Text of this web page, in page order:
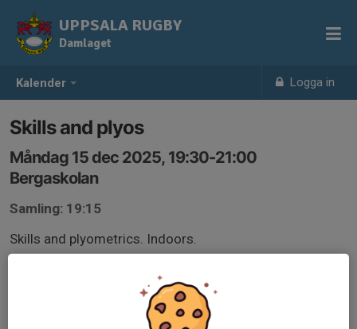
Kalender Logga in
UPPSALA RUGBY
Damlaget
Skills and plyos
Måndag 15 dec 2025, 19:30-21:00
Bergaskolan
Samling: 19:15
Skills and plyometrics. Indoors.